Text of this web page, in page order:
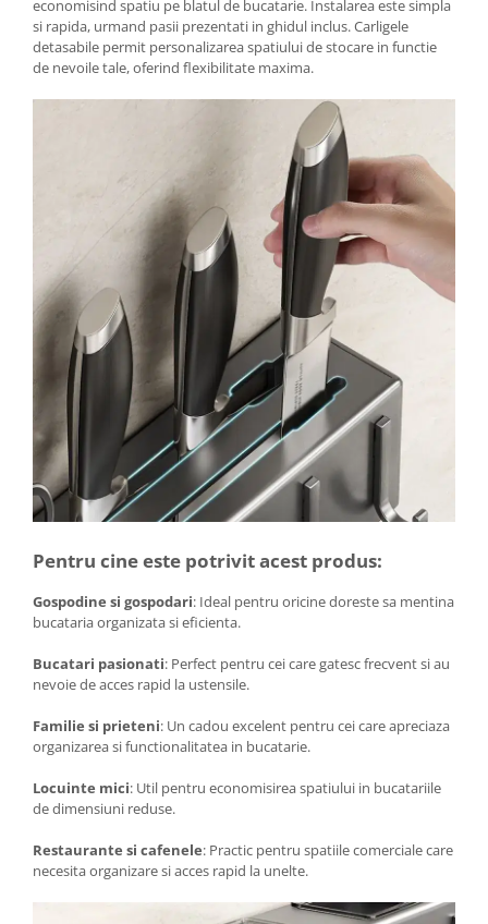
economisind spatiu pe blatul de bucatarie. Instalarea este simpla
si rapida, urmand pasii prezentati in ghidul inclus. Carligele
detasabile permit personalizarea spatiului de stocare in functie
de nevoile tale, oferind flexibilitate maxima.
Pentru cine este potrivit acest produs:
Gospodine si gospodari: Ideal pentru oricine doreste sa mentina
bucataria organizata si eficienta.
Bucatari pasionati: Perfect pentru cei care gatesc frecvent si au
nevoie de acces rapid la ustensile.
Familie si prieteni: Un cadou excelent pentru cei care apreciaza
organizarea si functionalitatea in bucatarie.
Locuinte mici: Util pentru economisirea spatiului in bucatariile
de dimensiuni reduse.
Restaurante si cafenele: Practic pentru spatiile comerciale care
necesita organizare si acces rapid la unelte.